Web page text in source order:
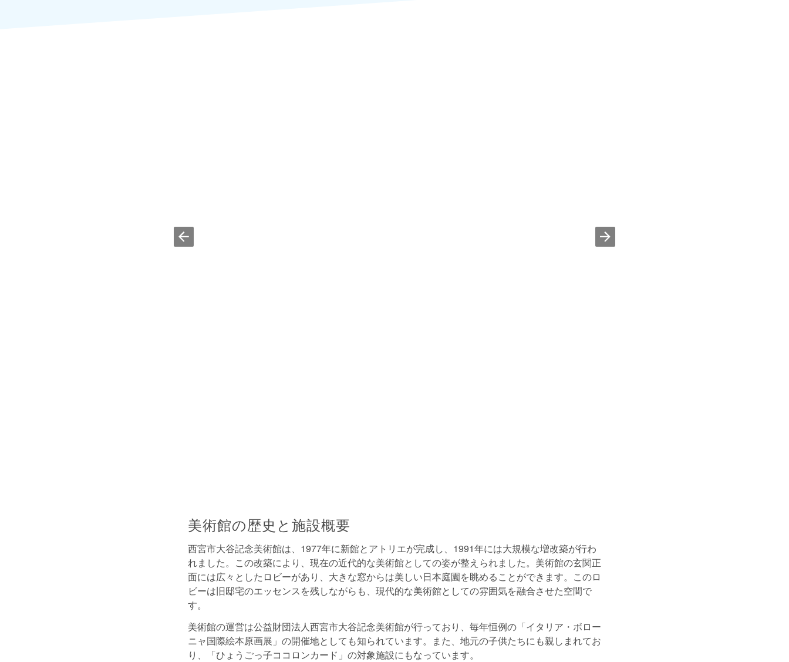
美術館の歴史と施設概要
西宮市大谷記念美術館は、1977年に新館とアトリエが完成し、1991年には大規模な増改築が行わ
れました。この改築により、現在の近代的な美術館としての姿が整えられました。美術館の玄関正
面には広々としたロビーがあり、大きな窓からは美しい日本庭園を眺めることができます。このロ
ビーは旧邸宅のエッセンスを残しながらも、現代的な美術館としての雰囲気を融合させた空間で
す。
美術館の運営は公益財団法人西宮市大谷記念美術館が行っており、毎年恒例の「イタリア・ボロー
ニャ国際絵本原画展」の開催地としても知られています。また、地元の子供たちにも親しまれてお
り、「ひょうごっ子ココロンカード」の対象施設にもなっています。